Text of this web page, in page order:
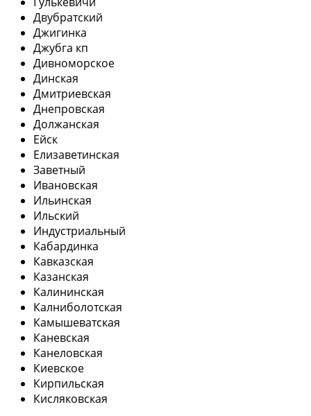
Двубратский
Джигинка
Джубга кп
Дивноморское
Динская
Дмитриевская
Днепровская
Должанская
Ейск
Елизаветинская
Заветный
Ивановская
Ильинская
Ильский
Индустриальный
Кабардинка
Кавказская
Казанская
Калининская
Калниболотская
Камышеватская
Каневская
Канеловская
Киевское
Кирпильская
Кисляковская